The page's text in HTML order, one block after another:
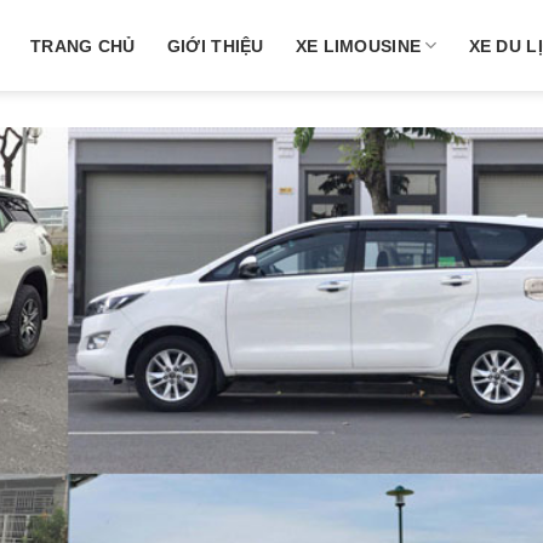
TRANG CHỦ GIỚI THIỆU XE LIMOUSINE XE DU